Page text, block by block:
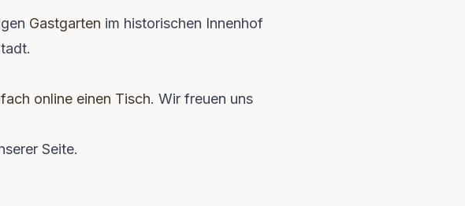
Gastgarten im historischen Innenhof
online einen Tisch. Wir freuen uns
Seite.